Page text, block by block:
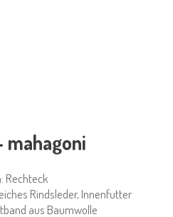
mahagoni
Rechteck
Rindsleder, Innenfutter
aus Baumwolle